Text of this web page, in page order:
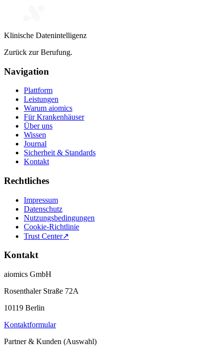
Klinische Datenintelligenz
Zurück zur Berufung.
Navigation
Plattform
Leistungen
Warum aiomics
Für Krankenhäuser
Über uns
Wissen
Journal
Sicherheit & Standards
Kontakt
Rechtliches
Impressum
Datenschutz
Nutzungsbedingungen
Cookie-Richtlinie
Trust Center↗
Kontakt
aiomics GmbH
Rosenthaler Straße 72A
10119 Berlin
Kontaktformular
Partner & Kunden (Auswahl)